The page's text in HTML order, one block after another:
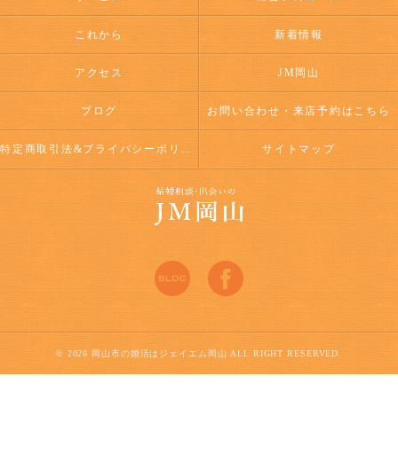
これから 新着情報
アクセス JM岡山
ブログ お問い合わせ・来店予約はこちら
特定商取引法&プライバシーポリシー サイトマップ
© 2026 岡山市の婚活はジェイエム岡山 ALL RIGHT RESERVED.